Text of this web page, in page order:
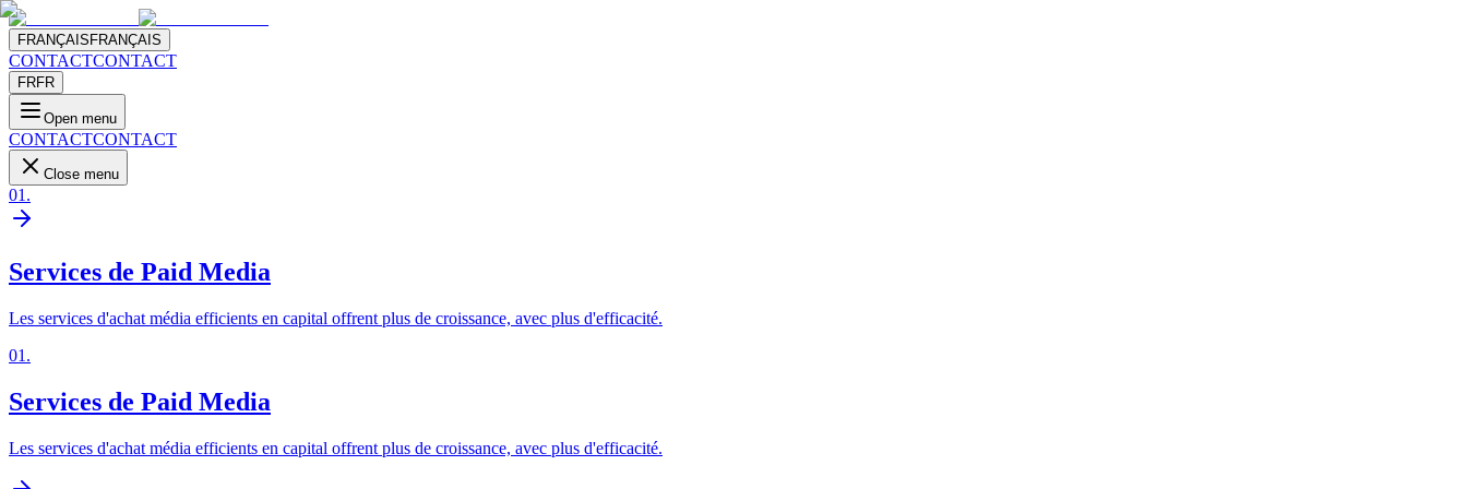
FRANÇAIS FRANÇAIS
CONTACTCONTACT
FRFR
Open menu
CONTACTCONTACT
Close menu
01 .
Services de Paid Media
Les services d'achat média efficients en capital offrent plus de croissance, avec plus d'efficacité.
01 .
Services de Paid Media
Les services d'achat média efficients en capital offrent plus de croissance, avec plus d'efficacité.